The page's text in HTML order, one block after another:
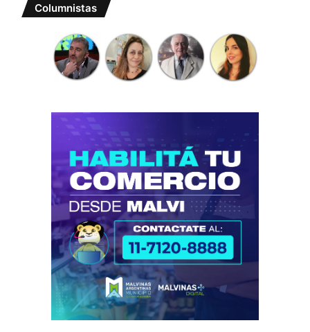
Columnistas